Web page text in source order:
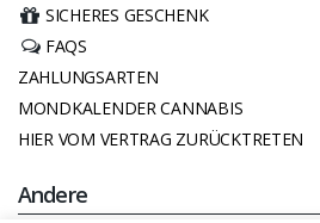
SICHERES GESCHENK
FAQS
ZAHLUNGSARTEN
MONDKALENDER CANNABIS
HIER VOM VERTRAG ZURÜCKTRETEN
Andere